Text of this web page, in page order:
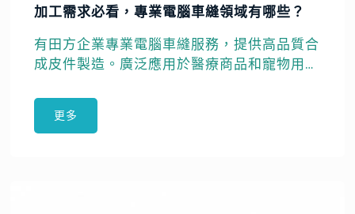
加工需求必看，專業電腦車縫領域有哪些？
有田方企業專業電腦車縫服務，提供高品質合
成皮件製造。廣泛應用於醫療商品和寵物用品
更多